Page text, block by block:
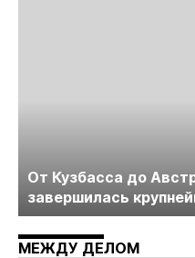
От Кузбасса до
завершилась
технологий «Недра
Майнинг»
МЕЖДУ ДЕЛОМ